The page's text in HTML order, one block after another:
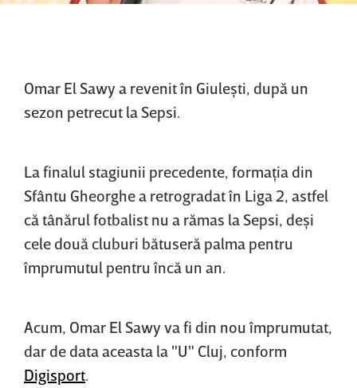
Omar El Sawy a revenit în Giuleşti, după un
sezon petrecut la Sepsi.
La finalul stagiunii precedente, formaţia din
Sfântu Gheorghe a retrogradat în Liga 2, astfel
că tânărul fotbalist nu a rămas la Sepsi, deşi
cele două cluburi bătuseră palma pentru
împrumutul pentru încă un an.
Acum, Omar El Sawy va fi din nou împrumutat,
dar de data aceasta la "U" Cluj, conform
Digisport